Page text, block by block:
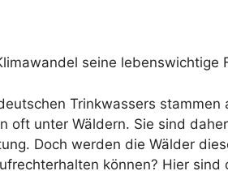
seine lebenswichtige
Trinkwassers
oft unter Wäldern. Sie sind
Doch werden die Wälder
können? Hier